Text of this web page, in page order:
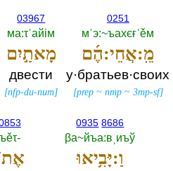
0251
мˈэ:~ъахєғˈěм
מֵֽ:אֲחֵי:הֶ֜ם
у·братьев·своих
[prep~ nmp~ 3mp-sf]
03967
ма:τˈайiм
מָאתַ֣יִם
двести
[nfp-du-num]
0935 8686
βа~йъа:вˌиъў
וַ:יָּבִ֥יאוּ
ъěτ-‎